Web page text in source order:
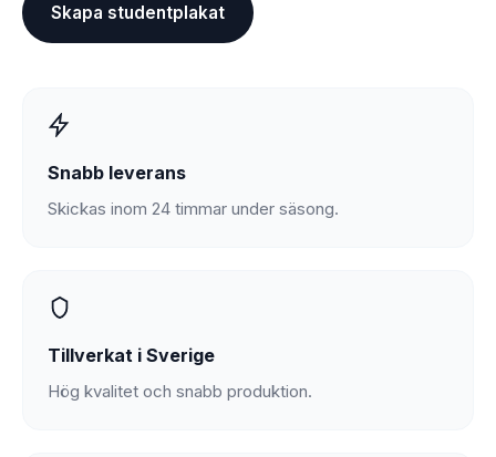
Skapa studentplakat
Snabb leverans
Skickas inom 24 timmar under säsong.
Tillverkat i Sverige
Hög kvalitet och snabb produktion.